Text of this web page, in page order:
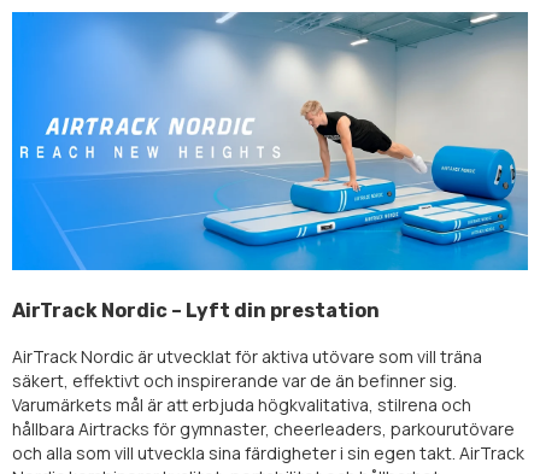
AirTrack Nordic – Lyft din prestation
AirTrack Nordic är utvecklat för aktiva utövare som vill träna
säkert, effektivt och inspirerande var de än befinner sig.
Varumärkets mål är att erbjuda högkvalitativa, stilrena och
hållbara Airtracks för gymnaster, cheerleaders, parkourutövare
och alla som vill utveckla sina färdigheter i sin egen takt. AirTrack